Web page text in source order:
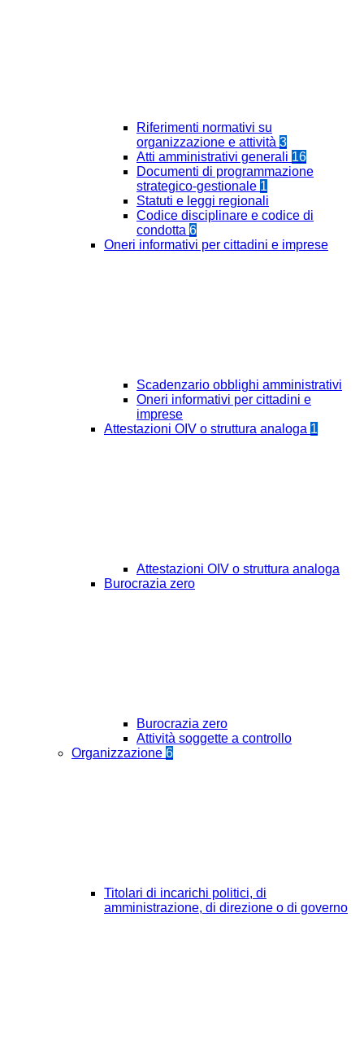
Riferimenti normativi su
organizzazione e attività 3
Atti amministrativi generali 16
Documenti di programmazione
strategico-gestionale 1
Statuti e leggi regionali
Codice disciplinare e codice di
condotta 6
Oneri informativi per cittadini e imprese
Scadenzario obblighi amministrativi
Oneri informativi per cittadini e
imprese
Attestazioni OIV o struttura analoga 1
Attestazioni OIV o struttura analoga
Burocrazia zero
Burocrazia zero
Attività soggette a controllo
Organizzazione 6
Titolari di incarichi politici, di
amministrazione, di direzione o di governo